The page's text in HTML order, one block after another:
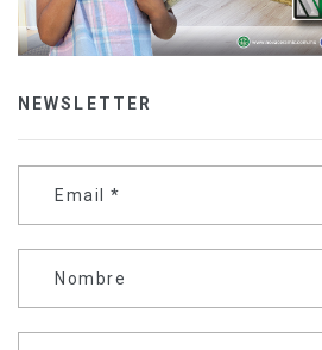
NEWSLETTER
Email *
Nombre